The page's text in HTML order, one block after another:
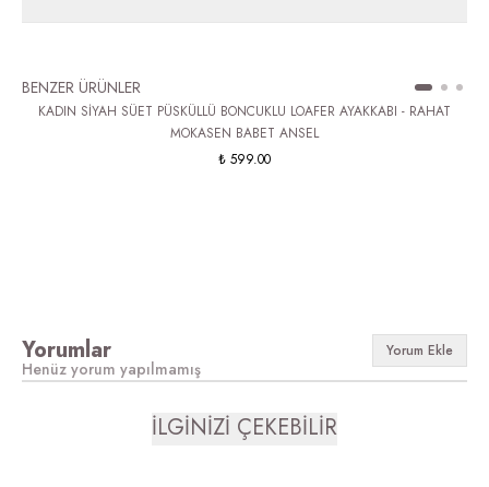
BENZER ÜRÜNLER
KADIN SİYAH SÜET PÜSKÜLLÜ BONCUKLU LOAFER AYAKKABI - RAHAT
MOKASEN BABET ANSEL
₺ 599.00
Yorumlar Yorum Ekle
Henüz yorum yapılmamış
İLGİNİZİ ÇEKEBİLİR